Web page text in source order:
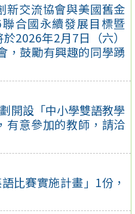
新交流協會與美國舊金
合國永續發展目標暨
2026年2月7日（六）
，鼓勵有興趣的同學踴
開設「中小學雙語教學
有意參加的教師，請洽
比賽實施計畫」1份，